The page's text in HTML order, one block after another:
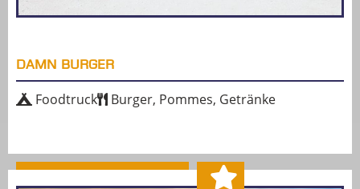
DAMN BURGER
Foodtruck Burger, Pommes, Getränke
MEHR ERFAHREN